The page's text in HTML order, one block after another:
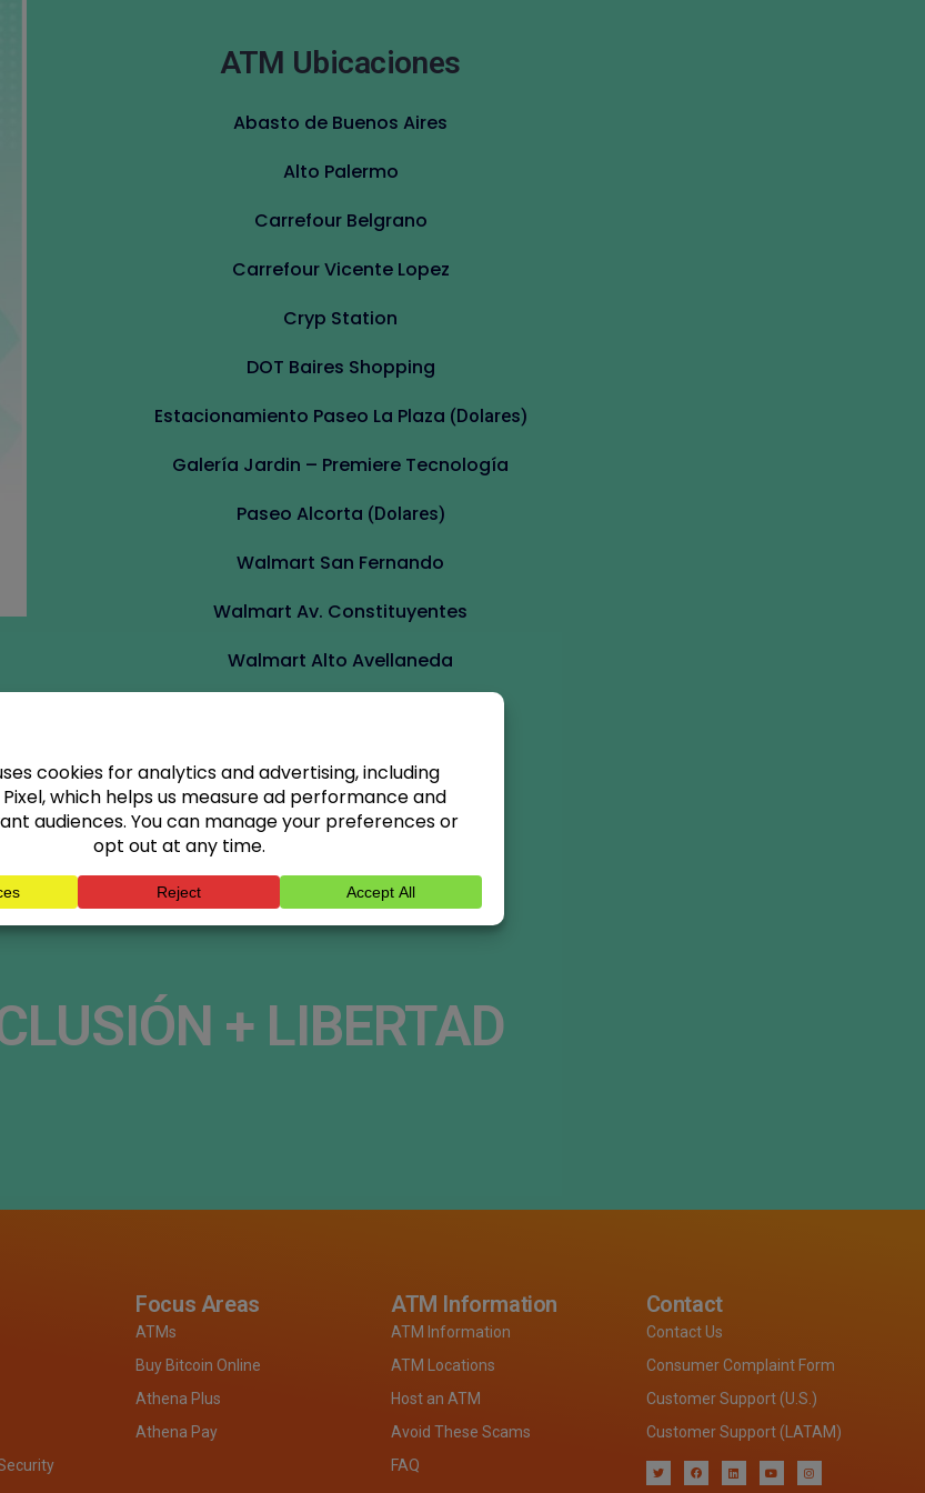
ATM Ubicaciones
Abasto de Buenos Aires
Alto Palermo
Carrefour Belgrano
Carrefour Vicente Lopez
Cryp Station
DOT Baires Shopping
Estacionamiento Paseo La Plaza (Dolares)
Galería Jardin – Premiere Tecnología
Paseo Alcorta (Dolares)
Walmart San Fernando
Walmart Av. Constituyentes
Walmart Alto Avellaneda
Apúrate es para los primeros
1000 nuevos usuarios.
+ LIBERTAD​
Focus Areas
ATMs
Buy Bitcoin Online
Athena Plus
Athena Pay
ATM Information
ATM Information
ATM Locations
Host an ATM
Avoid These Scams
FAQ
Contact
Contact Us
Consumer Complaint Form
Customer Support (U.S.)
Customer Support (LATAM)